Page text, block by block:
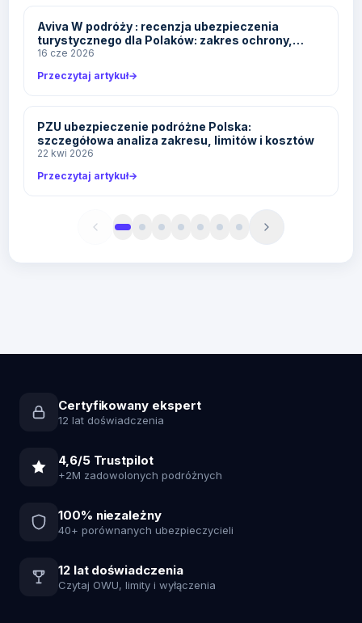
Aviva W podróży : recenzja ubezpieczenia
turystycznego dla Polaków: zakres ochrony,
limity i ceny
16 cze 2026
Przeczytaj artykuł→
PZU ubezpieczenie podróżne Polska:
szczegółowa analiza zakresu, limitów i kosztów
22 kwi 2026
Przeczytaj artykuł→
Certyfikowany ekspert
12 lat doświadczenia
4,6/5 Trustpilot
+2M zadowolonych podróżnych
100% niezależny
40+ porównanych ubezpieczycieli
12 lat doświadczenia
Czytaj OWU, limity i wyłączenia